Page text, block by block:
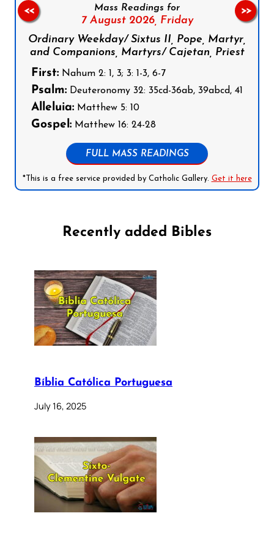
Mass Readings for
7 August 2026, Friday
Ordinary Weekday/ Sixtus II, Pope, Martyr,
and Companions, Martyrs/ Cajetan, Priest
First: Nahum 2: 1, 3; 3: 1-3, 6-7
Psalm: Deuteronomy 32: 35cd-36ab, 39abcd, 41
Alleluia: Matthew 5: 10
Gospel: Matthew 16: 24-28
FULL MASS READINGS
*This is a free service provided by Catholic Gallery. Get it here
<< >>
Recently added Bibles
Bíblia Católica Portuguesa
July 16, 2025